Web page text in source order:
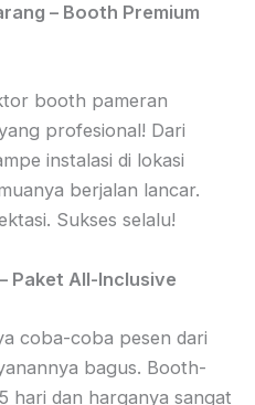
– Booth Premium
booth pameran
profesional! Dari
instalasi di lokasi
berjalan lancar.
Sukses selalu!
Paket All-Inclusive
coba-coba pesen dari
bagus. Booth-
hari dan harganya sangat